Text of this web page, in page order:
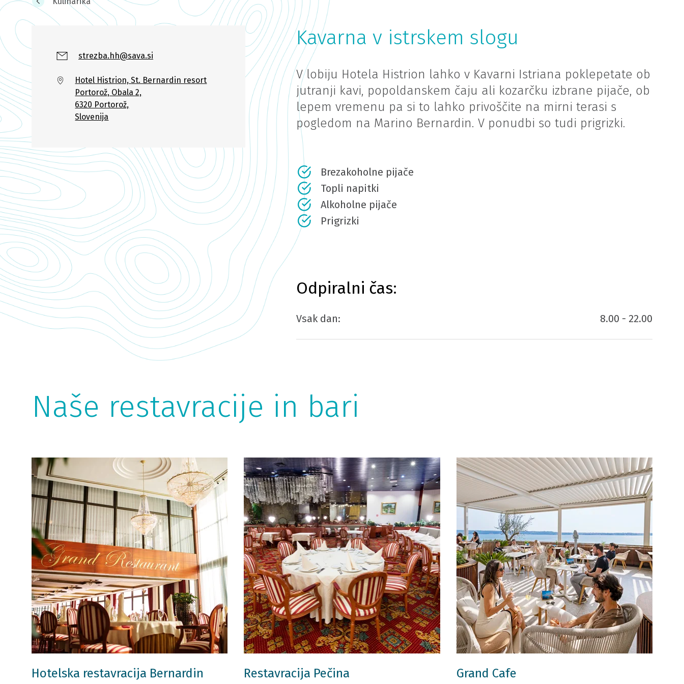
Kavarna v istrskem slogu
V lobiju Hotela Histrion lahko v Kavarni Istriana poklepetate ob
jutranji kavi, popoldanskem čaju ali kozarčku izbrane pijače, ob
lepem vremenu pa si to lahko privoščite na mirni terasi s
pogledom na Marino Bernardin. V ponudbi so tudi prigrizki.
Brezakoholne pijače
Topli napitki
Alkoholne pijače
Prigrizki
Odpiralni čas:
Vsak dan: 8.00 - 22.00
strezba.hh@sava.si
Hotel Histrion, St. Bernardin resort
Portorož, Obala 2,
6320 Portorož,
Slovenija
Naše restavracije in bari
Hotelska restavracija Bernardin
Restavracija Pečina Grand Cafe